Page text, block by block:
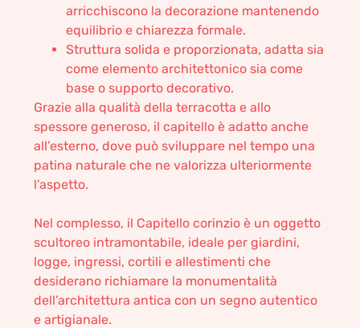
arricchiscono la decorazione mantenendo
equilibrio e chiarezza formale.
Struttura solida e proporzionata, adatta sia
come elemento architettonico sia come
base o supporto decorativo.
Grazie alla qualità della terracotta e allo
spessore generoso, il capitello è adatto anche
all’esterno, dove può sviluppare nel tempo una
patina naturale che ne valorizza ulteriormente
l’aspetto.
Nel complesso, il Capitello corinzio è un oggetto
scultoreo intramontabile, ideale per giardini,
logge, ingressi, cortili e allestimenti che
desiderano richiamare la monumentalità
dell’architettura antica con un segno autentico
e artigianale.